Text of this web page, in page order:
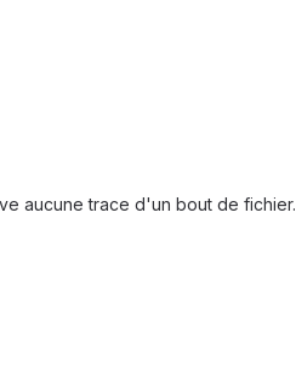
aucune trace d'un bout de fichier.